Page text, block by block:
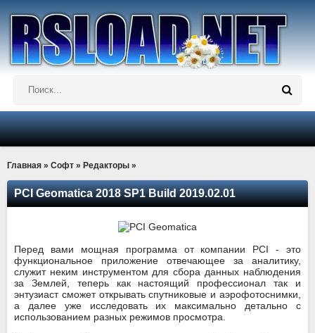
Главная » Софт » Редакторы »
PCI Geomatica 2018 SP1 Build 2019.02.01
Перед вами мощная программа от компании PCI - это
функциональное приложение отвечающее за аналитику,
служит неким инструментом для сбора данных наблюдения
за Землей, теперь как настоящий профессионал так и
энтузиаст сможет открывать спутниковые и аэрофотоснимки,
а далее уже исследовать их максимально детально с
использованием разных режимов просмотра.